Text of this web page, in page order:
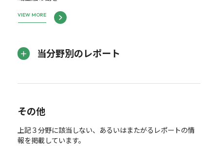
VIEW MORE
当分野別のレポート
その他
上記３分野に該当しない、あるいはまたがるレポートの情
報を掲載しています。